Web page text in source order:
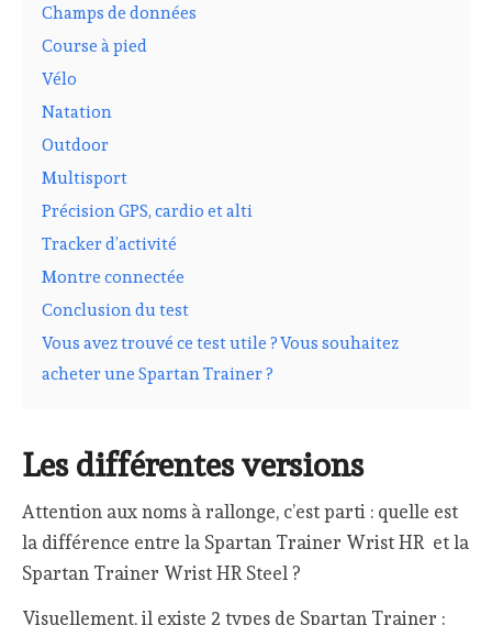
Champs de données
Course à pied
Vélo
Natation
Outdoor
Multisport
Précision GPS, cardio et alti
Tracker d’activité
Montre connectée
Conclusion du test
Vous avez trouvé ce test utile ? Vous souhaitez
acheter une Spartan Trainer ?
Les différentes versions
Attention aux noms à rallonge, c’est parti : quelle est
la différence entre la Spartan Trainer Wrist HR et la
Spartan Trainer Wrist HR Steel ?
Visuellement, il existe 2 types de Spartan Trainer :